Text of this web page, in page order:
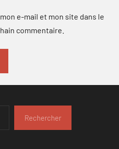
e-mail et mon site dans le
commentaire.
Rechercher